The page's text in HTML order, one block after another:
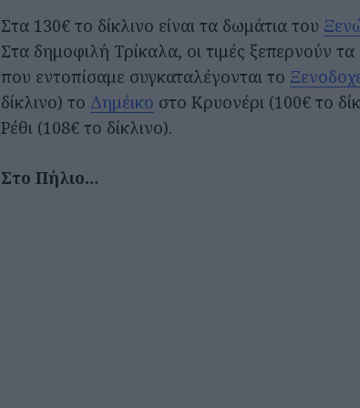
Στα 130€ το δίκλινο είναι τα δωμάτια του
Στα δημοφιλή Τρίκαλα, οι τιμές ξεπερνούν τα
που εντοπίσαμε συγκαταλέγονται το
δίκλινο) το Δημέικο στο Κρυονέρι (100€ το
Ρέθι (108€ το δίκλινο).
Στο Πήλιο…